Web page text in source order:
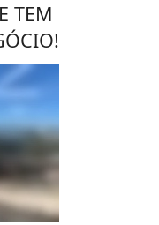
TEM